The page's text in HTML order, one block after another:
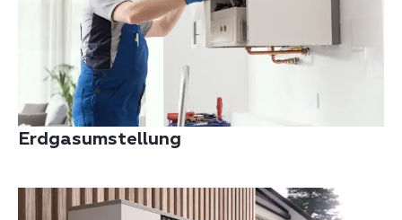
Erdgasumstellung